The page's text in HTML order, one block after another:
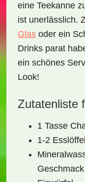
eine Teekanne
ist unerlässlich.
Glasoder ein
Drinks parat
ein schönes
Look!
Zutatenliste
1 Tasse
1-2
Geschmack